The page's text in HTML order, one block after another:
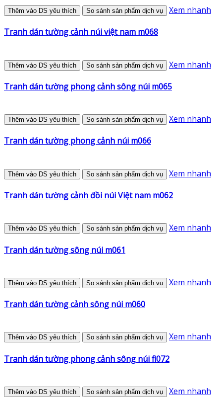
Thêm vào DS yêu thích So sánh sản phẩm dịch vụ Xem nhanh
Tranh dán tường cảnh núi việt nam m068
Thêm vào DS yêu thích So sánh sản phẩm dịch vụ Xem nhanh
Tranh dán tường phong cảnh sông núi m065
Thêm vào DS yêu thích So sánh sản phẩm dịch vụ Xem nhanh
Tranh dán tường phong cảnh núi m066
Thêm vào DS yêu thích So sánh sản phẩm dịch vụ Xem nhanh
Tranh dán tường cảnh đồi núi Việt nam m062
Thêm vào DS yêu thích So sánh sản phẩm dịch vụ Xem nhanh
Tranh dán tường sông núi m061
Thêm vào DS yêu thích So sánh sản phẩm dịch vụ Xem nhanh
Tranh dán tường cảnh sông núi m060
Thêm vào DS yêu thích So sánh sản phẩm dịch vụ Xem nhanh
Tranh dán tường phong cảnh sông núi fi072
Thêm vào DS yêu thích So sánh sản phẩm dịch vụ Xem nhanh